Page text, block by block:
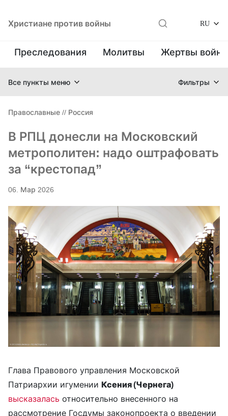
Христиане против войны RU
Преследования Молитвы Жертвы
Все пункты меню Фильтры
Православные // Россия
В РПЦ донесли на Московский
метрополитен: надо оштрафовать
за “крестопад”
06. Мар 2026
Глава Правового управления Московской
Патриархии игумении Ксения (Чернега)
высказалась относительно внесенного на
рассмотрение Госдумы законопроекта о введении